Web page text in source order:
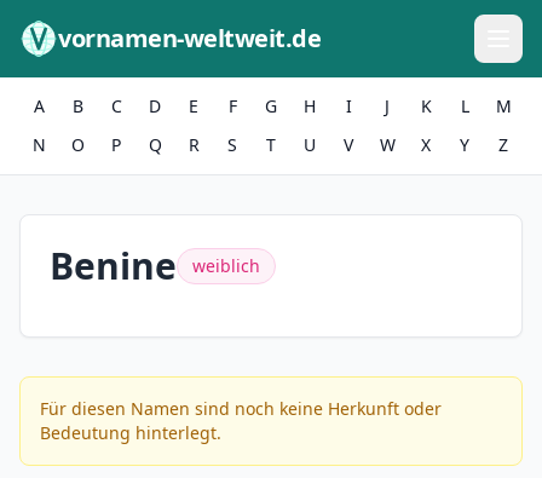
vornamen-weltweit.de
A B C D E F G H I J K L
M
N
O P Q R S T U V W X Y Z
Benine weiblich
Für diesen Namen sind noch keine Herkunft oder
Bedeutung hinterlegt.